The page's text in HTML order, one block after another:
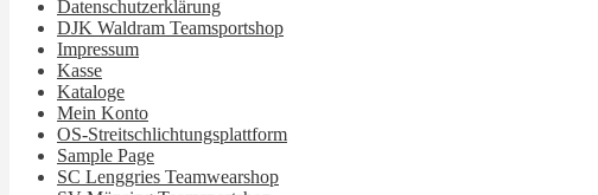
Datenschutzerklärung
DJK Waldram Teamsportshop
Impressum
Kasse
Kataloge
Mein Konto
OS-Streitschlichtungsplattform
Sample Page
SC Lenggries Teamwearshop